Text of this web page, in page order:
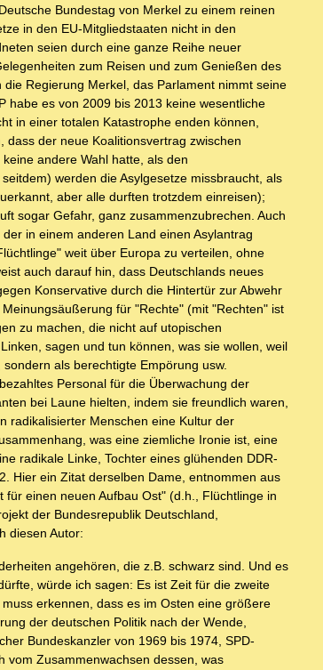
Bundestag von Merkel zu einem reinen
in den EU-Mitgliedstaaten nicht in den
seien durch eine ganze Reihe neuer
zum Reisen und zum Genießen des
Regierung Merkel, das Parlament nimmt seine
habe es von 2009 bis 2013 keine wesentliche
in einer totalen Katastrophe enden können,
der neue Koalitionsvertrag zwischen
andere Wahl hatte, als den
werden die Asylgesetze missbraucht, als
aber alle durften trotzdem einreisen);
sogar Gefahr, ganz zusammenzubrechen. Auch
in einem anderen Land einen Asylantrag
weit über Europa zu verteilen, ohne
auch darauf hin, dass Deutschlands neues
Konservative durch die Hintertür zur Abwehr
für "Rechte" (mit "Rechten" ist
zu machen, die nicht auf utopischen
sagen und tun können, was sie wollen, weil
als berechtigte Empörung usw.
Personal für die Überwachung der
bei Laune hielten, indem sie freundlich waren,
radikalisierter Menschen eine Kultur der
was eine ziemliche Ironie ist, eine
radikale Linke, Tochter eines glühenden DDR-
Hier ein Zitat derselben Dame, entnommen aus
einen neuen Aufbau Ost" (d.h., Flüchtlinge in
der Bundesrepublik Deutschland,
diesen Autor:
angehören, die z.B. schwarz sind. Und es
würde ich sagen: Es ist Zeit für die zweite
erkennen, dass es im Osten eine größere
der deutschen Politik nach der Wende,
Bundeskanzler von 1969 bis 1974, SPD-
vom Zusammenwachsen dessen, was